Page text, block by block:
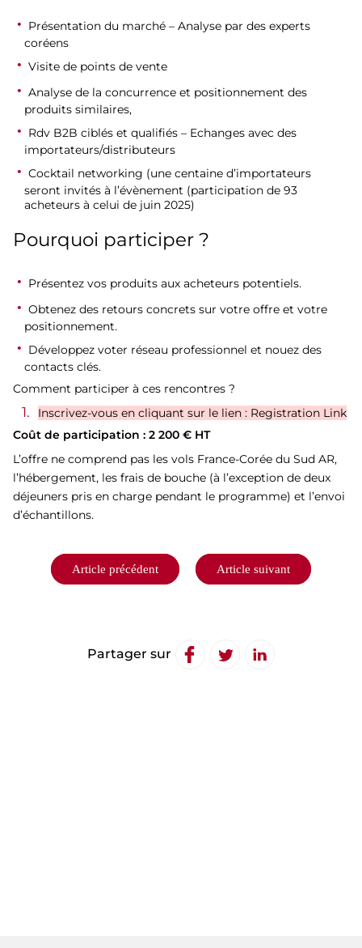
Présentation du marché – Analyse par des experts
coréens
Visite de points de vente
Analyse de la concurrence et positionnement des
produits similaires,
Rdv B2B ciblés et qualifiés – Echanges avec des
importateurs/distributeurs
Cocktail networking (une centaine d’importateurs
seront invités à l’évènement (participation de 93
acheteurs à celui de juin 2025)
Pourquoi participer ?
Présentez vos produits aux acheteurs potentiels.
Obtenez des retours concrets sur votre offre et votre
positionnement.
Développez voter réseau professionnel et nouez des
contacts clés.
Comment participer à ces rencontres ?
Inscrivez-vous en cliquant sur le lien : Registration Link
Coût de participation : 2 200 € HT
L’offre ne comprend pas les vols France-Corée du Sud AR,
l’hébergement, les frais de bouche (à l’exception de deux
déjeuners pris en charge pendant le programme) et l’envoi
d’échantillons.
Navigation
Article précédent Article suivant
Partager sur